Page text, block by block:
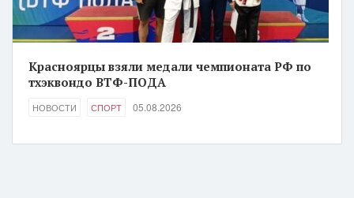
Красноярцы взяли медали чемпионата РФ по
тхэквондо ВТФ-ПОДА
НОВОСТИ СПОРТ 05.08.2026